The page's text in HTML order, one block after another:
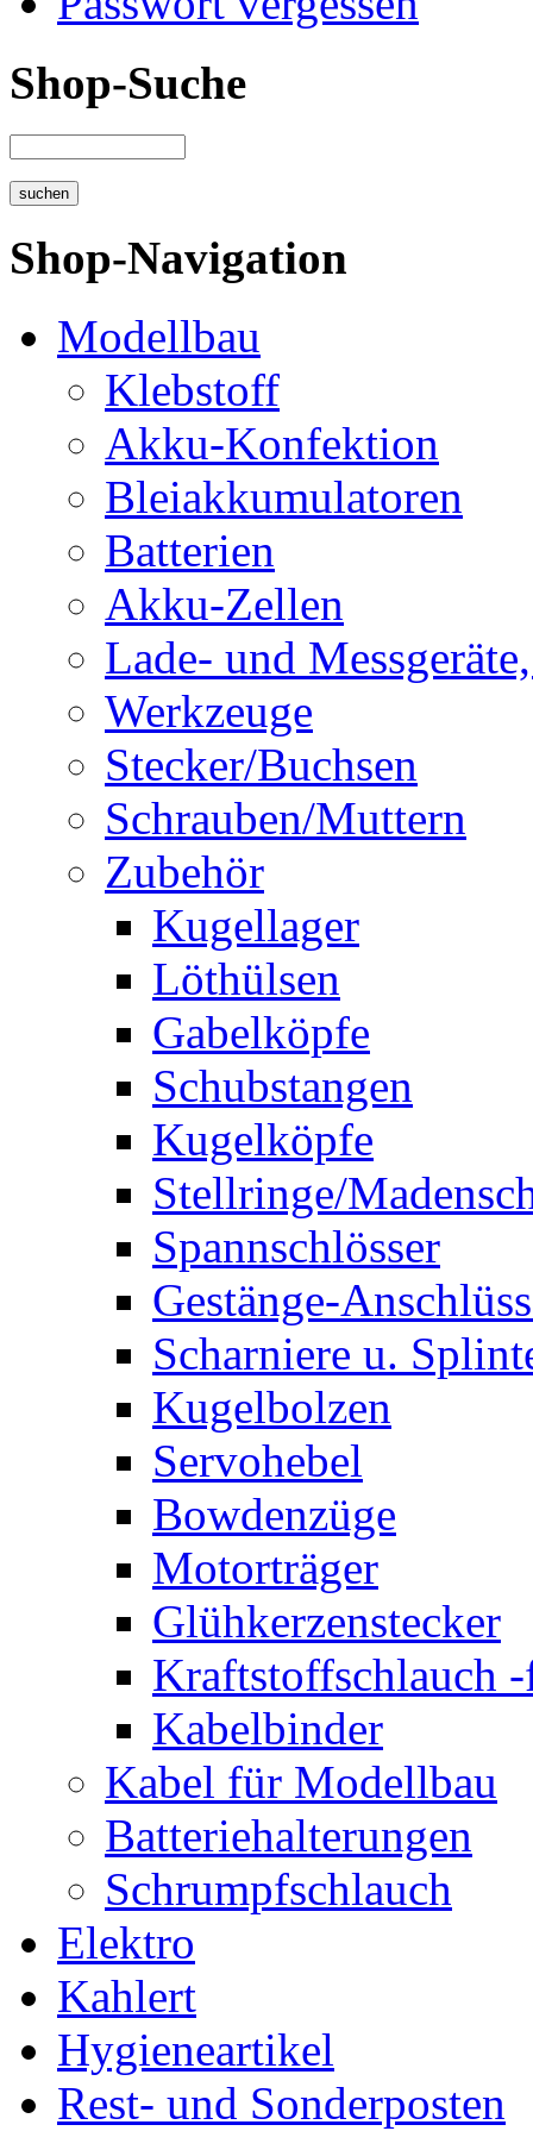
Shop-Suche
Shop-Navigation
Modellbau
Klebstoff
Akku-Konfektion
Bleiakkumulatoren
Batterien
Akku-Zellen
Lade- und
Werkzeuge
Stecker/Buchsen
Schrauben/Muttern
Zubehör
Kugellager
Löthülsen
Gabelköpfe
Schubstangen
Kugelköpfe
Stellringe/
Spannschlösser
Gestänge-
Scharniere u.
Kugelbolzen
Servohebel
Bowdenzüge
Motorträger
Glühkerzenstecker
Kraftstoffschlauch
Kabelbinder
Kabel für Modellbau
Batteriehalterungen
Schrumpfschlauch
Elektro
Kahlert
Hygieneartikel
Rest- und Sonderposten